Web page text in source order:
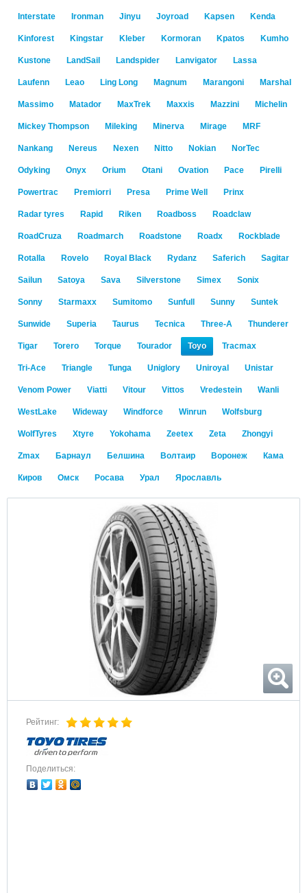
Interstate Ironman Jinyu Joyroad Kapsen Kenda
Kinforest Kingstar Kleber Kormoran Kpatos Kumho
Kustone LandSail Landspider Lanvigator Lassa
Laufenn Leao Ling Long Magnum Marangoni Marshal
Massimo Matador MaxTrek Maxxis Mazzini Michelin
Mickey Thompson Mileking Minerva Mirage MRF
Nankang Nereus Nexen Nitto Nokian NorTec
Odyking Onyx Orium Otani Ovation Pace Pirelli
Powertrac Premiorri Presa Prime Well Prinx
Radar tyres Rapid Riken Roadboss Roadclaw
RoadCruza Roadmarch Roadstone Roadx Rockblade
Rotalla Rovelo Royal Black Rydanz Saferich Sagitar
Sailun Satoya Sava Silverstone Simex Sonix
Sonny Starmaxx Sumitomo Sunfull Sunny Suntek
Sunwide Superia Taurus Tecnica Three-A Thunderer
Tigar Torero Torque Tourador Toyo Tracmax
Tri-Ace Triangle Tunga Uniglory Uniroyal Unistar
Venom Power Viatti Vitour Vittos Vredestein Wanli
WestLake Wideway Windforce Winrun Wolfsburg
WolfTyres Xtyre Yokohama Zeetex Zeta Zhongyi
Zmax Барнаул Белшина Волтаир Воронеж Кама
Киров Омск Росава Урал Ярославль
Рейтинг:
Поделиться: